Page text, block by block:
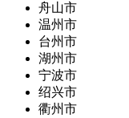
舟山市
温州市
台州市
湖州市
宁波市
绍兴市
衢州市